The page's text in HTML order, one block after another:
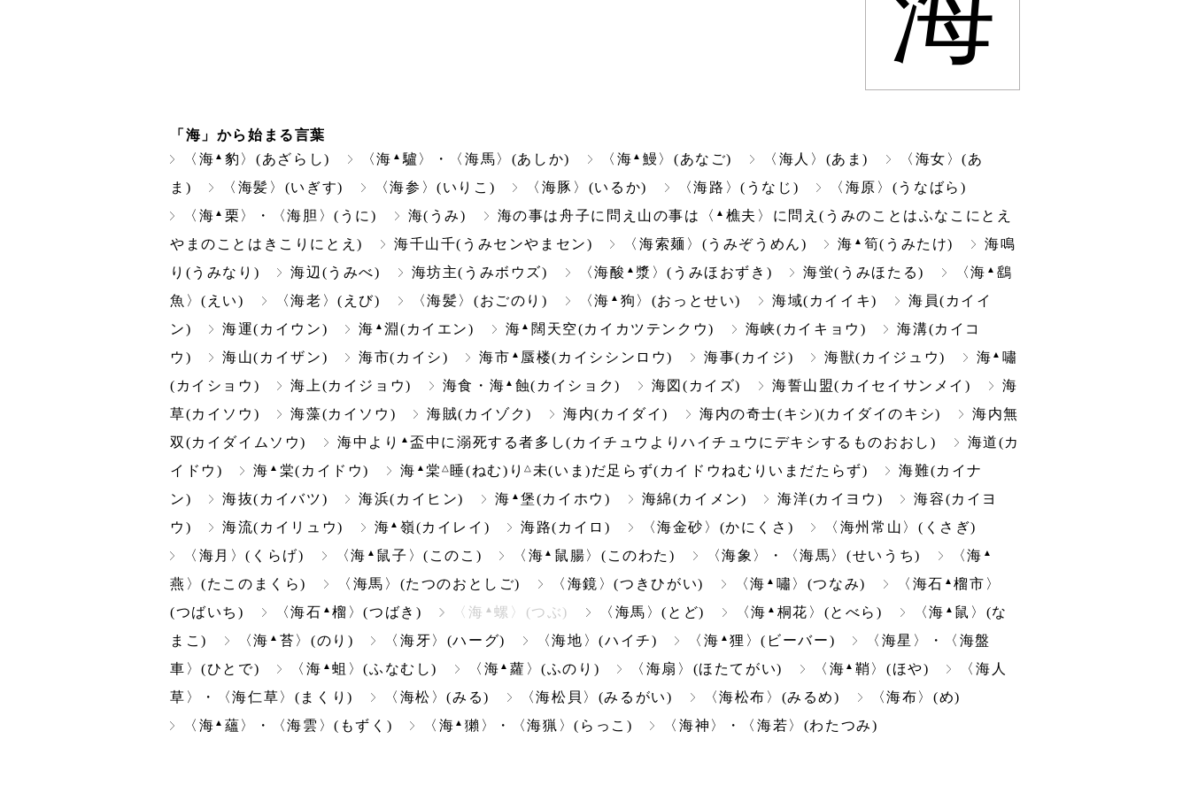
「海」から始まる言葉
〈海 ▲ 豹〉(あざらし) 〈海 ▲ 驢〉・〈海馬〉(あしか) 〈海 ▲ 鰻〉(あなご) 〈海人〉(あま)
〈海女〉(あ
ま)
〈海髪〉(いぎす) 〈海参〉(いりこ) 〈海豚〉(いるか) 〈海路〉(うなじ)
〈海原〉(うなばら)
〈海 ▲ 栗〉・〈海胆〉(うに) 海(うみ) 海の事は舟子に問え山の事は〈 ▲ 樵夫〉に問え(うみのことはふなこにとえ
やまのことはきこりにとえ)
海千山千(うみセンやまセン) 〈海索麺〉(うみぞうめん) 海 ▲ 筍(うみたけ)
海鳴
り(うみなり)
海辺(うみべ) 海坊主(うみボウズ) 〈海酸 ▲ 漿〉(うみほおずき) 海蛍(うみほたる) 〈海 ▲ 鷂
魚〉(えい)
〈海老〉(えび) 〈海髪〉(おごのり) 〈海 ▲ 狗〉(おっとせい) 海域(カイイキ)
海員(カイイ
ン)
海運(カイウン) 海 ▲淵(カイエン) 海 ▲ 闊天空(カイカツテンクウ) 海峡(カイキョウ)
海溝(カイコ
ウ)
海山(カイザン) 海市(カイシ) 海市 ▲ 蜃楼(カイシシンロウ) 海事(カイジ) 海獣(カイジュウ) 海 ▲嘯
(カイショウ)
海上(カイジョウ) 海食・海 ▲ 蝕(カイショク) 海図(カイズ) 海誓山盟(カイセイサンメイ)
海
草(カイソウ)
海藻(カイソウ) 海賊(カイゾク) 海内(カイダイ) 海内の奇士(キシ)(カイダイのキシ)
海内無
双(カイダイムソウ)
海中より ▲盃中に溺死する者多し(カイチュウよりハイチュウにデキシするものおおし)
海道(カ
イドウ)
海 ▲ 棠(カイドウ) 海 ▲ 棠 △睡(ねむ)り△ 未(いま)だ足らず(カイドウねむりいまだたらず)
海難(カイナ
ン)
海抜(カイバツ) 海浜(カイヒン) 海 ▲堡(カイホウ) 海綿(カイメン) 海洋(カイヨウ)
海容(カイヨ
ウ)
海流(カイリュウ) 海 ▲ 嶺(カイレイ) 海路(カイロ) 〈海金砂〉(かにくさ)
〈海州常山〉(くさぎ)
〈海月〉(くらげ)
〈海 ▲ 鼠子〉(このこ) 〈海 ▲ 鼠腸〉(このわた) 〈海象〉・〈海馬〉(せいうち) 〈海 ▲
燕〉(たこのまくら) 〈海馬〉(たつのおとしご) 〈海鏡〉(つきひがい) 〈海 ▲ 嘯〉(つなみ) 〈海石 ▲榴市〉
(つばいち)
〈海石 ▲榴〉(つばき) 〈海 ▲螺〉(つぶ) 〈海馬〉(とど) 〈海 ▲ 桐花〉(とべら) 〈海 ▲ 鼠〉(な
まこ)
〈海 ▲ 苔〉(のり) 〈海牙〉(ハーグ) 〈海地〉(ハイチ) 〈海 ▲狸〉(ビーバー)
〈海星〉・〈海盤
車〉(ひとで)
〈海 ▲蛆〉(ふなむし) 〈海 ▲ 蘿〉(ふのり) 〈海扇〉(ほたてがい) 〈海 ▲ 鞘〉(ほや)
〈海人
草〉・〈海仁草〉(まくり)
〈海松〉(みる) 〈海松貝〉(みるがい) 〈海松布〉(みるめ)
〈海布〉(め)
〈海 ▲ 蘊〉・〈海雲〉(もずく) 〈海 ▲獺〉・〈海猟〉(らっこ) 〈海神〉・〈海若〉(わたつみ)